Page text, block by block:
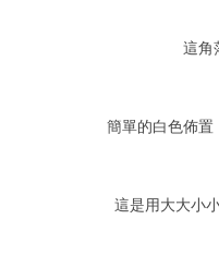
這角
簡單的白色佈置
這是用大大小